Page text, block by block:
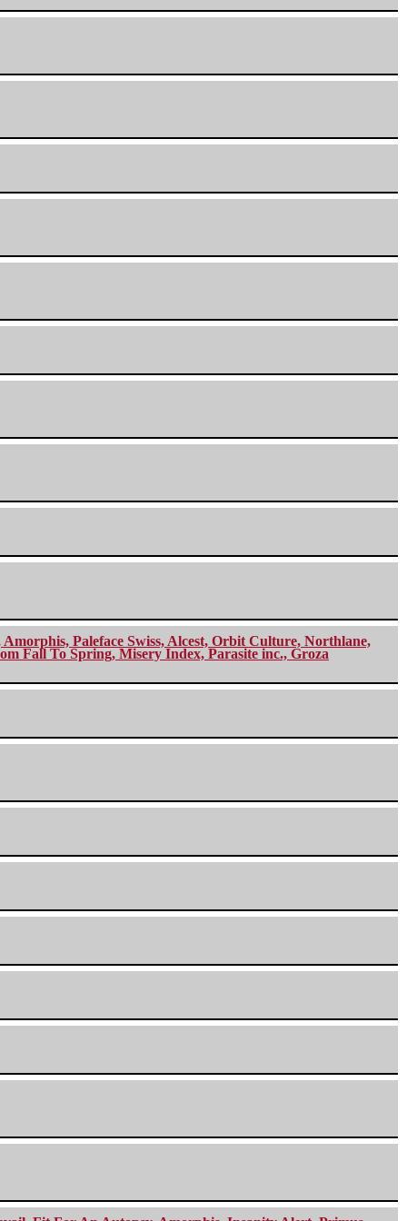
Paleface Swiss, Alcest, Orbit Culture, Northlane,
Fall To Spring, Misery Index, Parasite inc., Groza